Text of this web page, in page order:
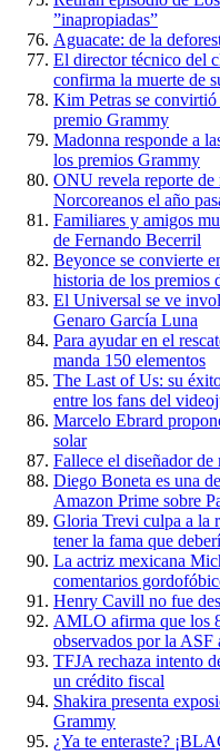
”inapropiadas”
Aguacate: de la
El director técnico del
confirma la muerte de
Kim Petras se
premio Grammy
Madonna responde a
los premios Grammy
ONU revela reporte de
Norcoreanos el año
Familiares y amigos
de Fernando Becerril
Beyonce se convierte
historia de los premios
El Universal se ve
Genaro García Luna
Para ayudar en el
manda 150 elementos
The Last of Us: su
entre los fans del
Marcelo Ebrard
solar
Fallece el diseñador de
Diego Boneta es una
Amazon Prime sobre
Gloria Trevi culpa a la
tener la fama que
La actriz mexicana
comentarios
Henry Cavill no fue
AMLO afirma que los
observados por la ASF
TFJA rechaza intento
un crédito fiscal
Shakira presenta
Grammy
¿Ya te enteraste?